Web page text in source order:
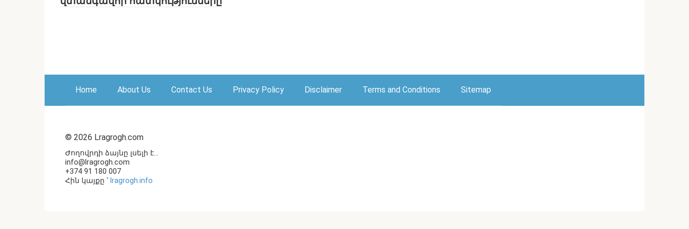
Home About Us Contact Us Privacy Policy Disclaimer Terms and Conditions Sitemap
© 2026 Lragrogh.com
Ժողովրդի ձայնը լսելի է...
info@lragrogh.com
+374 91 180 007
Հին կայքը ՝ lragrogh.info